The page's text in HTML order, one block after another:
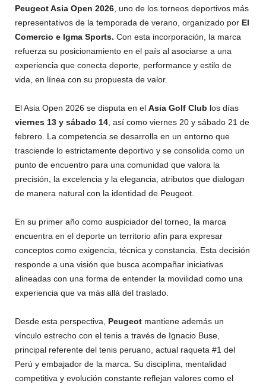
Peugeot Asia Open 2026, uno de los torneos deportivos más
representativos de la temporada de verano, organizado por El
Comercio e Igma Sports. Con esta incorporación, la marca
refuerza su posicionamiento en el país al asociarse a una
experiencia que conecta deporte, performance y estilo de
vida, en línea con su propuesta de valor.
El Asia Open 2026 se disputa en el Asia Golf Club los días
viernes 13 y sábado 14, así como viernes 20 y sábado 21 de
febrero. La competencia se desarrolla en un entorno que
trasciende lo estrictamente deportivo y se consolida como un
punto de encuentro para una comunidad que valora la
precisión, la excelencia y la elegancia, atributos que dialogan
de manera natural con la identidad de Peugeot.
En su primer año como auspiciador del torneo, la marca
encuentra en el deporte un territorio afín para expresar
conceptos como exigencia, técnica y constancia. Esta decisión
responde a una visión que busca acompañar iniciativas
alineadas con una forma de entender la movilidad como una
experiencia que va más allá del traslado.
Desde esta perspectiva, Peugeot mantiene además un
vínculo estrecho con el tenis a través de Ignacio Buse,
principal referente del tenis peruano, actual raqueta #1 del
Perú y embajador de la marca. Su disciplina, mentalidad
competitiva y evolución constante reflejan valores como el